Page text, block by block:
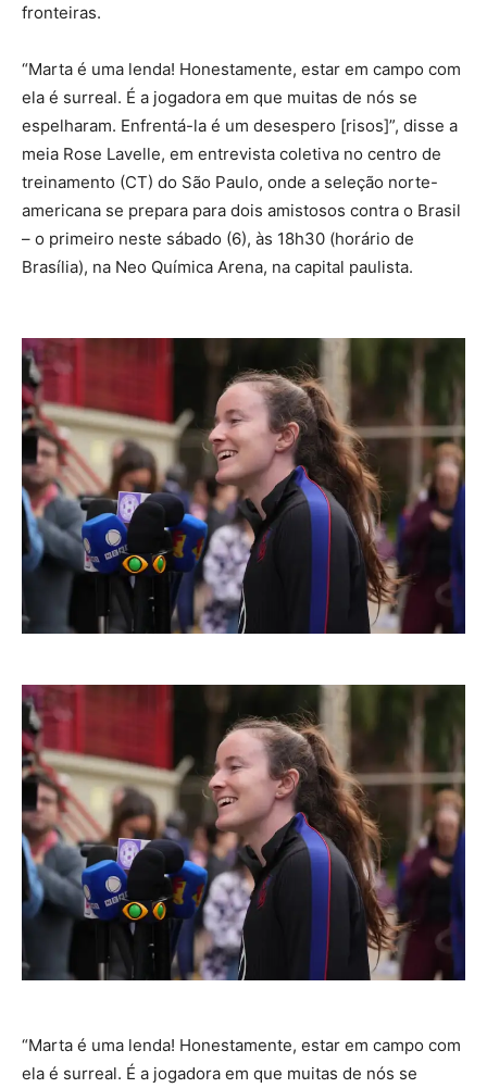
fronteiras.
“Marta é uma lenda! Honestamente, estar em campo com
ela é surreal. É a jogadora em que muitas de nós se
espelharam. Enfrentá-la é um desespero [risos]”, disse a
meia Rose Lavelle, em entrevista coletiva no centro de
treinamento (CT) do São Paulo, onde a seleção norte-
americana se prepara para dois amistosos contra o Brasil
– o primeiro neste sábado (6), às 18h30 (horário de
Brasília), na Neo Química Arena, na capital paulista.
“Marta é uma lenda! Honestamente, estar em campo com
ela é surreal. É a jogadora em que muitas de nós se